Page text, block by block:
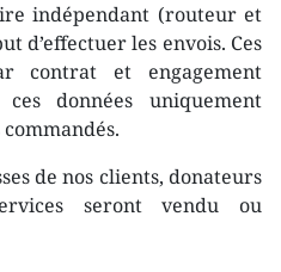
indépendant (routeur et
d’effectuer les envois. Ces
contrat et engagement
données uniquement
de nos clients, donateurs
seront vendu ou